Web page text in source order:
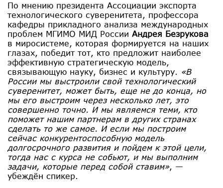
По мнению президента Ассоциации экспорта
технологического суверенитета, профессора
кафедры прикладного анализа международных
проблем МГИМО МИД России Андрея Безрукова
в миросистеме, которая формируется на наших
глазах, победит тот, кто предложит наиболее
эффективную стратегическую модель,
связывающую науку, бизнес и культуру. «В
России мы выстроили свой технологический
суверенитет, может быть, еще не до конца, но
мы его выстроим через несколько лет, это
совершенно точно. И мы являемся теми, кто
поможет нашим партнерам в других странах
сделать то же самое. И если мы построим
сейчас конкурентоспособную модель
долгосрочного развития и пойдем к этой цели,
тогда нас с курса не собьют, и мы выполним
задачи, которые перед собой ставим», —
убеждён спикер.